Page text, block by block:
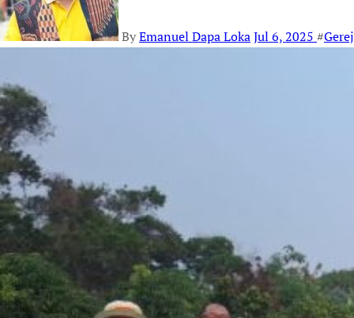
ByEmanuel Dapa LokaJul 6, 2025 #